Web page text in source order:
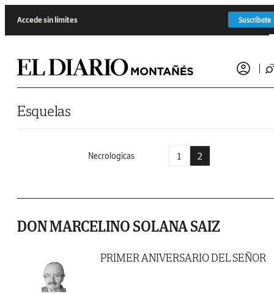
Accede sin límites Suscríbete
Esquelas
Necrologicas 1 2
DON MARCELINO SOLANA SAIZ
PRIMER ANIVERSARIO DEL SEÑOR